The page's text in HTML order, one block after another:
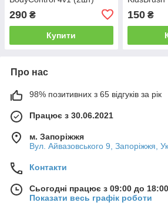
290 ₴
Купити
150₴
Про нас
98% позитивних з 65 відгуків за рік
Працює з 30.06.2021
м. Запоріжжя
Вул. Айвазовського 9, Запоріжжя,
Контакти
Сьогодні працює з 09:00 до 18:00
Показати весь графік роботи